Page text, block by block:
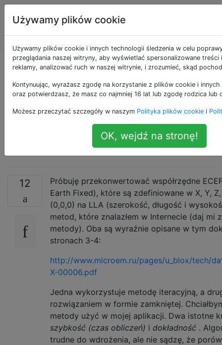
Systemy
Informacji
Geograficznej
Charakterystyka
różnych metod
konwersji ECEF na
12
Próbuję przekonwertować współrzędne
Earth Fixed), które są zdefiniowane w X, Y,
(0,0,0) na LLA (szerokość, długość i
metod, które znalazłem w Internecie (daj mi
metody). Oba są wyraźnie opisane w tym
stronach 3-4:
http://www.microem.ru/pages/u_blox/tech/
X-00006.pdf
Jedna wykorzystuje metodę iteracyjną, a
rozwiązaniem w formie zamkniętej.
metody użyć w mojej aplikacji. Dwa istotne
szybkość (czas obliczeń) i dokładność .
trudne do wdrożenia, ale nie sądzę, że
Używamy plików cookie
Używamy plików cookie i innych technologii śledzenia w celu
przeglądania naszej witryny, aby wyświetlać spersonalizowane treści
reklamy, analizować ruch w naszej witrynie, i zrozumieć, skąd
Kontynuując, wyrażasz zgodę na korzystanie z plików cookie i
oraz potwierdzasz, że masz co najmniej 16 lat lub zgodę rodzica lub
Możesz przeczytać szczegóły w naszym Polityka plików cookie i
OK, wejdź na stronę!